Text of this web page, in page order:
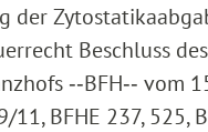
der
Beschluss des
‑‑BFH‑‑ vom
11, BFHE 237, 525,